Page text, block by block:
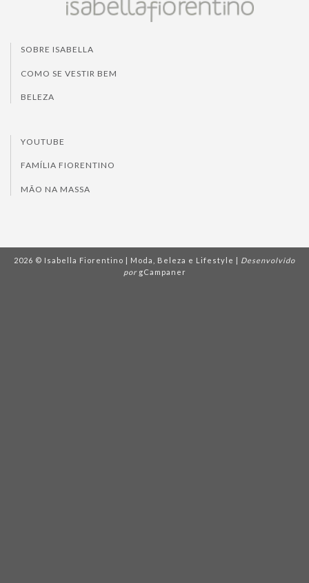
SOBRE ISABELLA
COMO SE VESTIR BEM
BELEZA
YOUTUBE
FAMÍLIA FIORENTINO
MÃO NA MASSA
2026 © Isabella Fiorentino | Moda, Beleza e Lifestyle | Desenvolvido
por gCampaner